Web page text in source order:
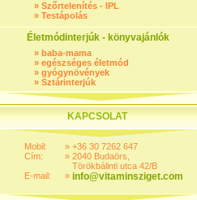
» Szőrtelenítés - IPL
» Testápolás
Életmódinterjúk - könyvajánlók
» baba-mama
» egészséges életmód
» gyógynövények
» Sztárinterjúk
KAPCSOLAT
Mobil:
Cím:
E-mail:
»
»
»
+36 30 7262 647
2040 Budaörs,
Törökbálinti utca 42/B
info@vitaminsziget.com